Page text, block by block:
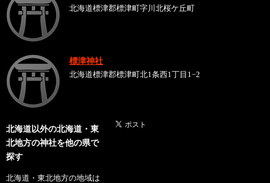
北海道標津郡標津町字川北桜ケ丘町
標津神社
北海道標津郡標津町北1条西1丁目1−2
北海道以外の北海道・東
北地方の神社を他の県で
探す
北海道・東北地方の地域は